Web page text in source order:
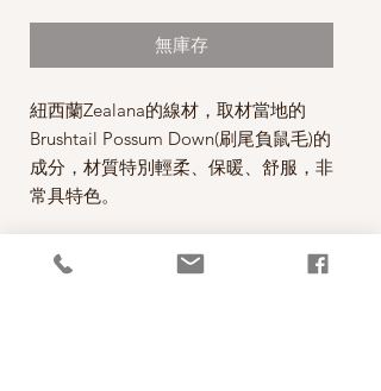
格
價
格
無庫存
紐西蘭Zealana的線材，取材當地的
Brushtail Possum Down(刷尾負鼠毛)的
成分，材質特別輕柔、保暖、舒服，非
常具特色。
這款Rimu DK線材使用紐西蘭Merino
和 Possum二種材質做混紡，保暖，透